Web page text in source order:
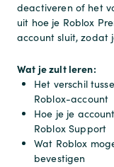
deactiveren of het
uit hoe je Roblox
account sluit, zodat
Wat je zult leren:
Het verschil
Roblox-account
Hoe je je
Roblox Support
Wat Roblox
bevestigen